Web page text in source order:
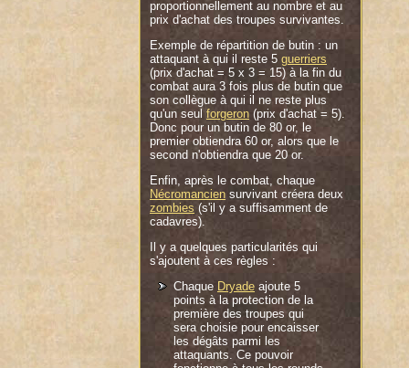
proportionnellement au nombre et au
prix d'achat des troupes survivantes.
Exemple de répartition de butin : un
attaquant à qui il reste 5 guerriers
(prix d'achat = 5 x 3 = 15) à la fin du
combat aura 3 fois plus de butin que
son collègue à qui il ne reste plus
qu'un seul forgeron (prix d'achat = 5).
Donc pour un butin de 80 or, le
premier obtiendra 60 or, alors que le
second n'obtiendra que 20 or.
Enfin, après le combat, chaque
Nécromancien survivant créera deux
zombies (s'il y a suffisamment de
cadavres).
Il y a quelques particularités qui
s'ajoutent à ces règles :
Chaque Dryade ajoute 5
points à la protection de la
première des troupes qui
sera choisie pour encaisser
les dégâts parmi les
attaquants. Ce pouvoir